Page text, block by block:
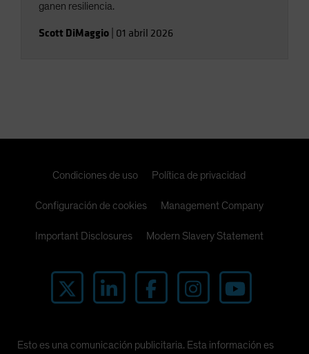
ganen resiliencia.
Scott DiMaggio 01 abril 2026
Condiciones de uso Política de privacidad
Configuración de cookies Management Company
Important Disclosures Modern Slavery Statement
Esto es una comunicación publicitaria. Esta información es